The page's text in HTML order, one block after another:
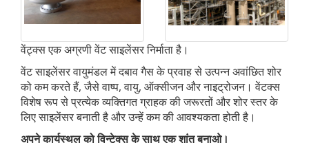
वेंट्क्स एक अग्रणी वेंट साइलेंसर निर्माता है।
वेंट साइलेंसर वायुमंडल में दबाव गैस के प्रवाह से उत्पन्न अवांछित शोर
को कम करते हैं, जैसे वाष्प, वायु, ऑक्सीजन और नाइट्रोजन। वेंटक्स
विशेष रूप से प्रत्येक व्यक्तिगत ग्राहक की जरूरतों और शोर स्तर के
लिए साइलेंसर बनाती है और उन्हें कम की आवश्यकता होती है।
अपने कार्यस्थल को विन्टेक्स के साथ एक शांत बनाओ।